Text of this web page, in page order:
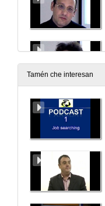
Tamén che interesan